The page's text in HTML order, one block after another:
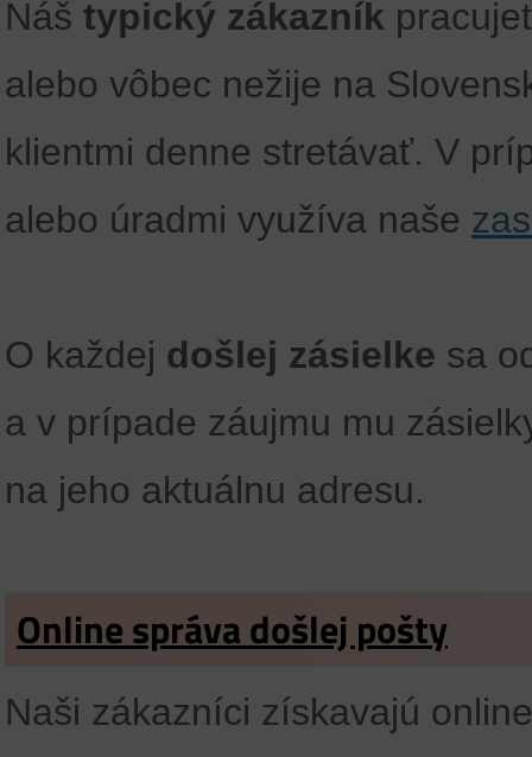
Náš typický zákazník
alebo vôbec nežije na
klientmi denne stretávať. V
alebo úradmi využíva naše
O každej došlej zásielke sa
a v prípade záujmu mu
na jeho aktuálnu adresu.
Online správa došlej pošty
Naši zákazníci získavajú